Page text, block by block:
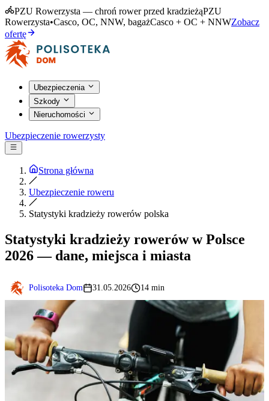
PZU Rowerzysta — chroń rower przed kradzieżąPZU
Rowerzysta•Casco, OC, NNW, bagażCasco + OC + NNWZobacz
ofertę
Ubezpieczenia
Szkody
Nieruchomości
Ubezpieczenie rowerzysty
Strona główna
Ubezpieczenie roweru
Statystyki kradzieży rowerów polska
Statystyki kradzieży rowerów w Polsce
2026 — dane, miejsca i miasta
Polisoteka Dom 31.05.2026 14 min